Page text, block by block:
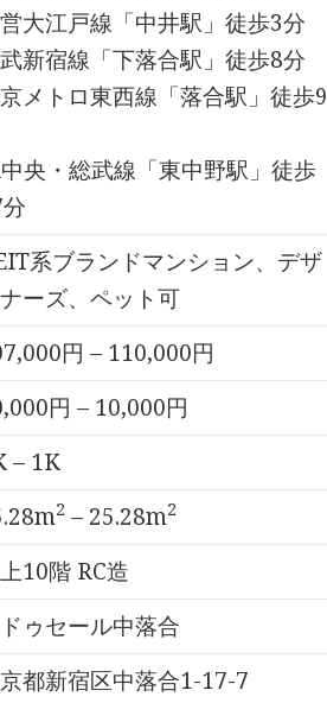
大江戸線「中井駅」徒歩3分
新宿線「下落合駅」徒歩8分
メトロ東西線「落合駅」徒歩9
央・総武線「東中野駅」徒歩
系ブランドマンション、デザ
ーズ、ペット可
円 – 110,000円
円 – 10,000円
– 1K
2 – 25.28m2
10階 RC造
ゥセール中落合
都新宿区中落合1-17-7